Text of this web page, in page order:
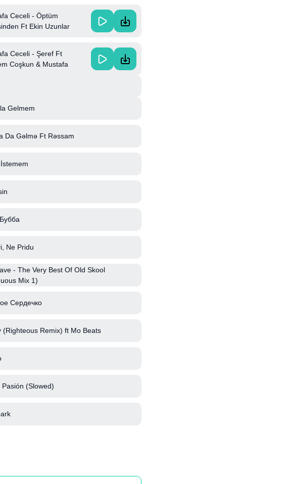
Ceceli - Öptüm
Ft Ekin Uzunlar
Ceceli - Şeref Ft
Coşkun & Mustafa
Gelmem
Da Gəlmə Ft Rəssam
Ne Pridu
- The Very Best Of Old Skool
Mix 1)
Сердечко
(Righteous Remix) ft Mo Beats
Pasión (Slowed)